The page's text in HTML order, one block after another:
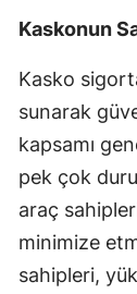
Kaskonun
Kasko
sunarak
kapsamı
pek çok
araç
minimize
sahipleri,